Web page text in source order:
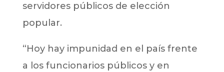
servidores públicos de elección
popular.
“Hoy hay impunidad en el país frente
a los funcionarios públicos y en